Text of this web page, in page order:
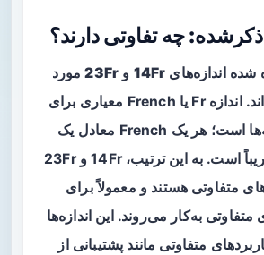
ذکرشده: چه تفاوتی دارند؟
شده اندازه‌های 14Fr و 23Frمورد
توجه قرار گرفته‌اند. اندازه Fr یا French معیاری برای
قطر خارجی لوله‌ها است؛ هر یک French معادل یک
سوم میلی‌متر تقریباً است. به این ترتیب، 14Fr و 23Fr
متفاوتی هستند و معمولاً برای
متفاوتی به‌کار می‌روند. این اندازه‌ها
متفاوتی مانند پشتیبانی از